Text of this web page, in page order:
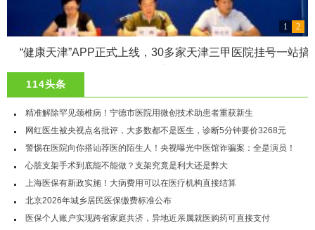
“健康天津”APP正式上线，30多家天津三甲医院挂号一站搞
1 2
114头条
精准解除罕见颈椎病！宁德市医院用微创技术助患者重获新生
网红医生被央视点名批评，大多数都不是医生，诊断5分钟要价3268元
警惕在医院向你搭讪荐医的陌生人！央视曝光中医馆诈骗案：全是演员！
心脏支架手术到底能不能做？支架究竟是利大还是弊大
上海医保有新政实施！大病费用可以在医疗机构直接结算
北京2026年城乡居民医保缴费标准公布
医保个人账户实现跨省家庭共济，异地近亲属就医购药可直接支付